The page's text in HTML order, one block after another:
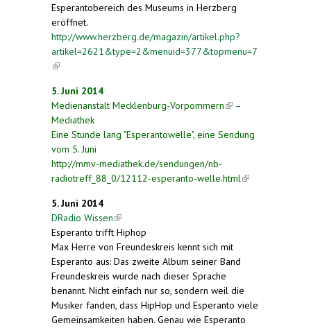
Esperantobereich des Museums in Herzberg
eröffnet.
http://www.herzberg.de/magazin/artikel.php?
artikel=2621&type=2&menuid=377&topmenu=7
(link is external)
5. Juni 2014
Medienanstalt Mecklenburg-Vorpommern(link is
–
Mediathek
Eine Stunde lang "Esperantowelle", eine Sendung
vom 5. Juni
http://mmv-mediathek.de/sendungen/nb-
radiotreff_88_0/12112-esperanto-welle.html (link is
5. Juni 2014
DRadio Wissen(link is external)
Esperanto trifft Hiphop
Max Herre von Freundeskreis kennt sich mit
Esperanto aus: Das zweite Album seiner Band
Freundeskreis wurde nach dieser Sprache
benannt. Nicht einfach nur so, sondern weil die
Musiker fanden, dass HipHop und Esperanto viele
Gemeinsamkeiten haben. Genau wie Esperanto